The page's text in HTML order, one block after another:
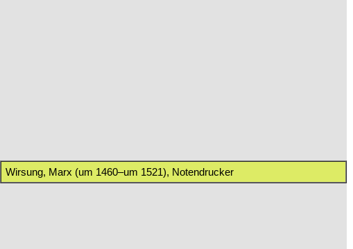
Wirsung, Marx (um 1460–um 1521), Notendrucker